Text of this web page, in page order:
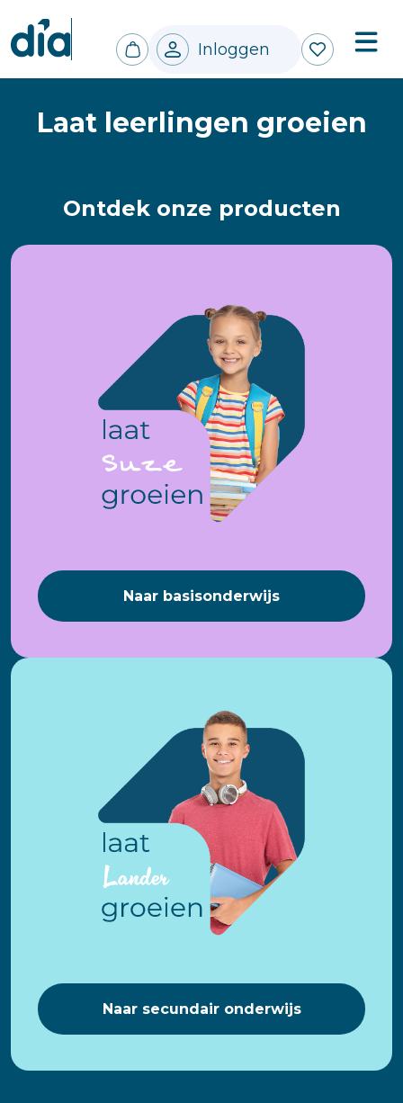
Inloggen
Laat leerlingen groeien
Ontdek onze producten
Naar basisonderwijs
Naar secundair onderwijs